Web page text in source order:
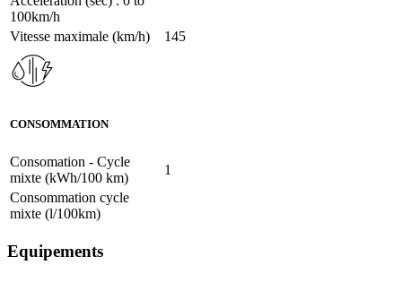
100km/h
Vitesse maximale (km/h)
145
CONSOMMATION
Consomation - Cycle
mixte (kWh/100 km)
1
Consommation cycle
mixte (l/100km)
Equipements